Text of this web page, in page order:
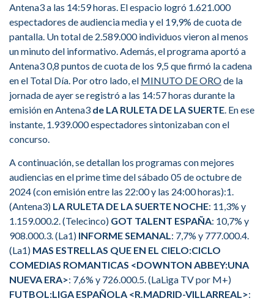
Antena3 a las 14:59 horas. El espacio logró 1.621.000
espectadores de audiencia media y el 19,9% de cuota de
pantalla. Un total de 2.589.000 individuos vieron al menos
un minuto del informativo. Además, el programa aportó a
Antena3 0,8 puntos de cuota de los 9,5 que firmó la cadena
en el Total Día. Por otro lado, el MINUTO DE OROde la
jornada de ayer se registró a las 14:57 horas durante la
emisión en Antena3 de LA RULETA DE LA SUERTE . En ese
instante, 1.939.000 espectadores sintonizaban con el
concurso.
A continuación, se detallan los programas con mejores
audiencias en el prime time del sábado 05 de octubre de
2024 (con emisión entre las 22:00 y las 24:00 horas):1.
(Antena3) LA RULETA DE LA SUERTE NOCHE: 11,3% y
1.159.000.2. (Telecinco) GOT TALENT ESPAÑA: 10,7% y
908.000.3. (La1) INFORME SEMANAL: 7,7% y 777.000.4.
(La1) MAS ESTRELLAS QUE EN EL CIELO:CICLO
COMEDIAS ROMANTICAS <DOWNTON ABBEY:UNA
NUEVA ERA>: 7,6% y 726.000.5. (LaLiga TV por M+)
FUTBOL:LIGA ESPAÑOLA <R.MADRID-VILLARREAL>: